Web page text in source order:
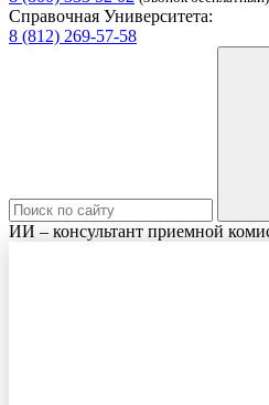
Справочная Университета:
8 (812) 269-57-58
ИИ – консультант приемной